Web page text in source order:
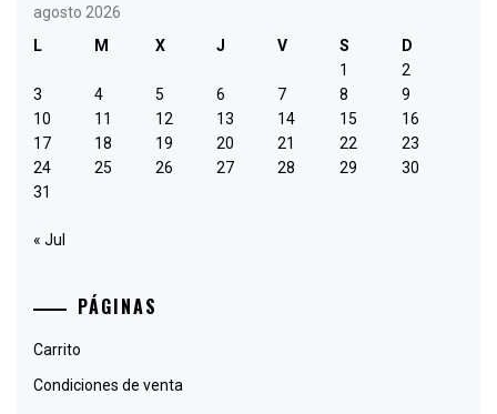
agosto 2026
L
M X J V S
D
1
2
3
4 5 6 7 8
9
10
11 12 13 14 15
16
17
18 19 20 21 22
23
24
25 26 27 28 29
30
31
« Jul
PÁGINAS
Carrito
Condiciones de venta